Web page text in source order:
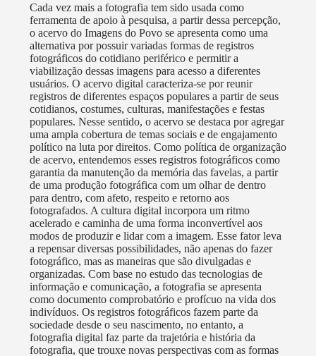
Cada vez mais a fotografia tem sido usada como
ferramenta de apoio à pesquisa, a partir dessa percepção,
o acervo do Imagens do Povo se apresenta como uma
alternativa por possuir variadas formas de registros
fotográficos do cotidiano periférico e permitir a
viabilização dessas imagens para acesso a diferentes
usuários. O acervo digital caracteriza-se por reunir
registros de diferentes espaços populares a partir de seus
cotidianos, costumes, culturas, manifestações e festas
populares. Nesse sentido, o acervo se destaca por agregar
uma ampla cobertura de temas sociais e de engajamento
político na luta por direitos. Como política de organização
de acervo, entendemos esses registros fotográficos como
garantia da manutenção da memória das favelas, a partir
de uma produção fotográfica com um olhar de dentro
para dentro, com afeto, respeito e retorno aos
fotografados. A cultura digital incorpora um ritmo
acelerado e caminha de uma forma inconvertível aos
modos de produzir e lidar com a imagem. Esse fator leva
a repensar diversas possibilidades, não apenas do fazer
fotográfico, mas as maneiras que são divulgadas e
organizadas. Com base no estudo das tecnologias de
informação e comunicação, a fotografia se apresenta
como documento comprobatório e profícuo na vida dos
indivíduos. Os registros fotográficos fazem parte da
sociedade desde o seu nascimento, no entanto, a
fotografia digital faz parte da trajetória e história da
fotografia, que trouxe novas perspectivas com as formas